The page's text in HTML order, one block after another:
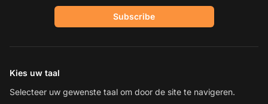
Subscribe
Kies uw taal
Selecteer uw gewenste taal om door de site te navigeren.